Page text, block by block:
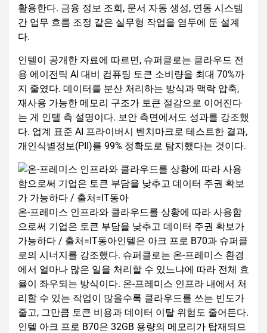
활용한다. 금융 정보 조회, 문서 자동 생성, 연동 시스템
간 업무 흐름 조정 같은 실무형 작업을 염두에 둔 설계
다.
인텔이 공개한 자료에 따르면, 슈퍼클로는 클라우드 전
용 에이전틱 AI 대비 컴퓨팅 토큰 소비량을 최대 70%까
지 줄였다. 데이터를 분산 처리하는 방식과 맥락 압축,
재사용 가능한 메모리 구조가 토큰 절감으로 이어진다
는 게 인텔 측 설명이다. 보안 측면에서도 성과를 강조했
다. 업계 표준 AI 프라이버시 벤치마크로 테스트한 결과,
개인식별정보(PII)를 99% 정확도로 탐지했다는 것이다.
온-프레미스 인프라와 클라우드를 상황에 따라 사용함
으로써 기업은 토큰 부담을 낮추고 데이터 주권 확보가
가능하다 / 출처=IT동아인텔은 아크 프로 B70과 슈퍼클
로의 시너지를 강조했다. 슈퍼클로는 온-프레미스 환경
에서 얼마나 많은 일을 처리할 수 있느냐에 따라 전체 효
율이 좌우되는 방식이다. 온-프레미스 인프라 내에서 처
리할 수 있는 작업이 많을수록 클라우드를 쓰는 빈도가
줄고, 그만큼 토큰 비용과 데이터 이탈 위험도 줄어든다.
인텔 아크 프로 B70은 32GB 용량의 메모리가 탑재되므